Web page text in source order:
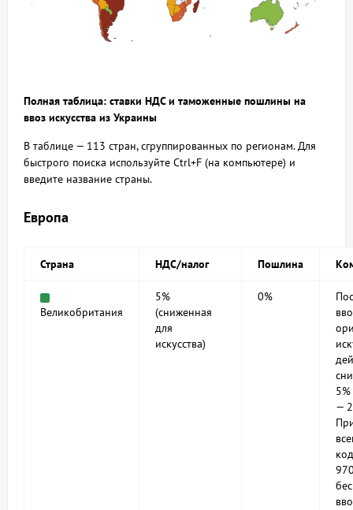
Полная таблица: ставки НДС и таможенные пошлины на
ввоз искусства из Украины
В таблице — 113 стран, сгруппированных по регионам. Для
быстрого поиска используйте Ctrl+F (на компьютере) и
введите название страны.
Европа
Страна НДС/налог Пошлина
Великобритания
5%
(сниженная
для
искусства)
0%
—